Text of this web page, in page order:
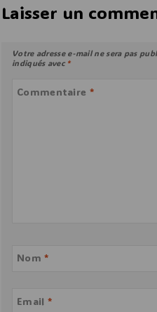
Laisser un
Votre adresse e-mail ne sera pas
indiqués avec *
Commentaire *
Nom*
Email *